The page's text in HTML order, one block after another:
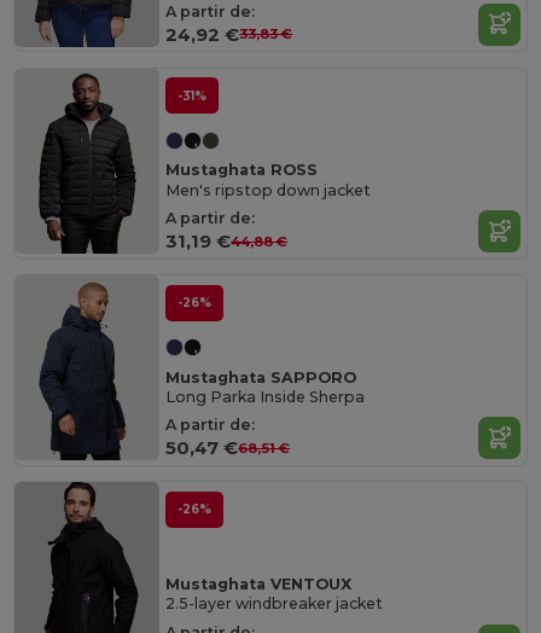
A partir de:
24,92 €33,83 €
-31%
Mustaghata ROSS
Men's ripstop down jacket
A partir de:
31,19 €44,88 €
-26%
Mustaghata SAPPORO
Long Parka Inside Sherpa
A partir de:
50,47 €68,51 €
-26%
Mustaghata VENTOUX
2.5-layer windbreaker jacket